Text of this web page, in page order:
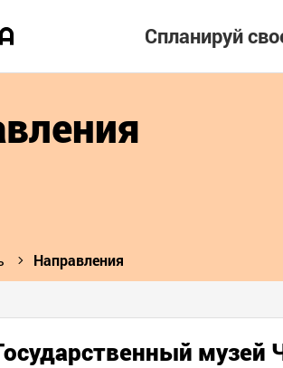
Спланируй
Направления
музей